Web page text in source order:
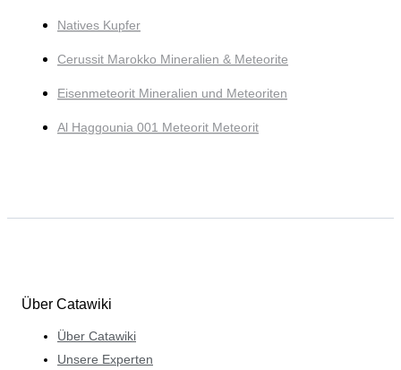
Natives Kupfer
Cerussit Marokko Mineralien & Meteorite
Eisenmeteorit Mineralien und Meteoriten
Al Haggounia 001 Meteorit Meteorit
Über Catawiki
Über Catawiki
Unsere Experten